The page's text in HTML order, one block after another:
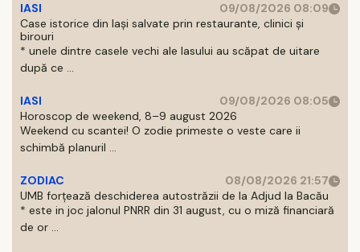
IASI
09/08/2026 08:09
Case istorice din Iași salvate prin restaurante, clinici și
birouri
* unele dintre casele vechi ale Iasului au scăpat de uitare
după ce ...
IASI
09/08/2026 08:05
Horoscop de weekend, 8–9 august 2026
Weekend cu scantei! O zodie primeste o veste care ii
schimbă planuril ...
ZODIAC
08/08/2026 21:57
UMB forțează deschiderea autostrăzii de la Adjud la Bacău
* este in joc jalonul PNRR din 31 august, cu o miză financiară
de or ...